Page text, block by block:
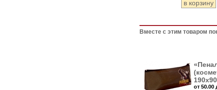
Вместе с этим товаром
от 50.00